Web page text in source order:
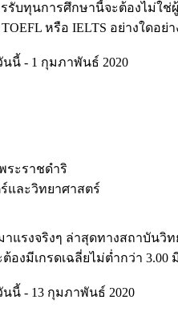
รศึกษานี้จะต้องไม่ใช่ผู้ที่มีสั
หรือ IELTS อย่างใดอย่
- 1 กุมภาพันธ์ 2020
ระราชดำริ
และวิทยาศาสตร์
ริงๆ ล่าสุดทางสถาบันวิทยา
งมีเกรดเฉลี่ยไม่ต่ำกว่า
- 13 กุมภาพันธ์ 2020